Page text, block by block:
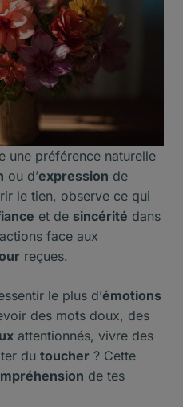
une préférence naturelle
ou d’expression de
le tien, observe ce qui
et de sincérité dans
face aux
reçues.
le plus d’émotions
des mots doux, des
attentionnés, vivre des
du toucher ? Cette
de tes